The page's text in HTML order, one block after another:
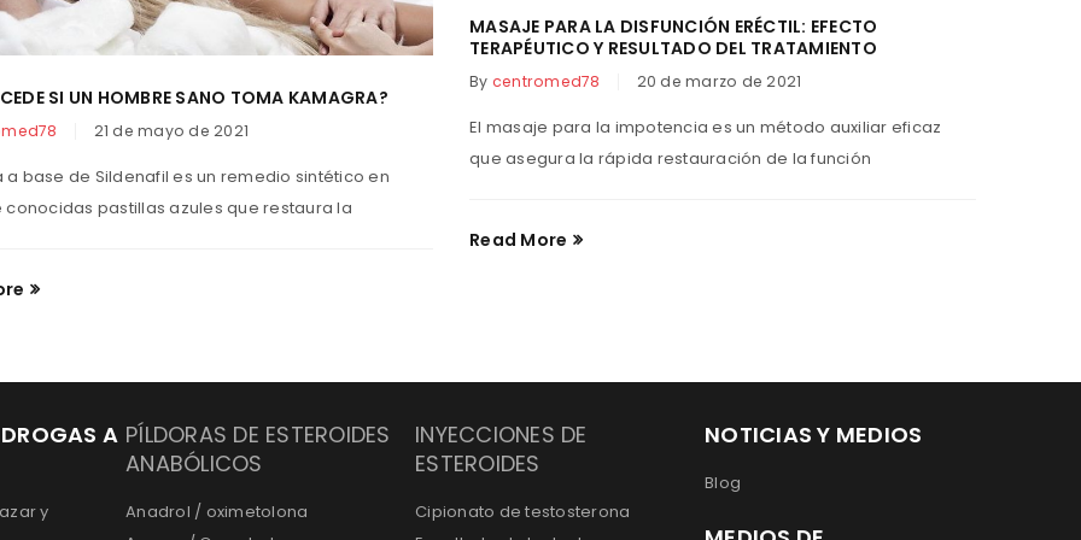
SI UN HOMBRE SANO TOMA KAMAGRA?
21 de mayo de 2021
a base de Sildenafil es un remedio sintético en
pastillas azules que restaura la
MASAJE PARA LA DISFUNCIÓN ERÉCTIL: EFECTO
TERAPÉUTICO Y RESULTADO DEL TRATAMIENTO
By centromed78 20 de marzo de 2021
El masaje para la impotencia es un método auxiliar eficaz
que asegura la rápida restauración de la función
Read More
A
y
PÍLDORAS DE ESTEROIDES
ANABÓLICOS
Anadrol / oximetolona
INYECCIONES DE
ESTEROIDES
Cipionato de testosterona
NOTICIAS Y MEDIOS
Blog